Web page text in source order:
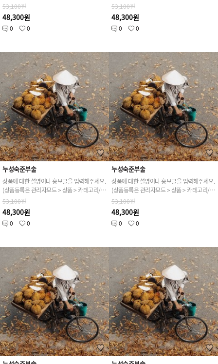
53,100원
48,300원
0 0
53,100원
48,300원
0 0
누성숙준부술
상품에 대한 설명이나 홍보글을 입력해주세요.
(상품등록은 관리자모드 > 상품 > 카테고리/상품관리 > 상품등록 가능)
53,100원
48,300원
0 0
누성숙준부술
상품에 대한 설명이나 홍보글을 입력해주세요.
(상품등록은 관리자모드 > 상품 > 카테고리/상품관리 > 상품등록 가능)
53,100원
48,300원
0 0